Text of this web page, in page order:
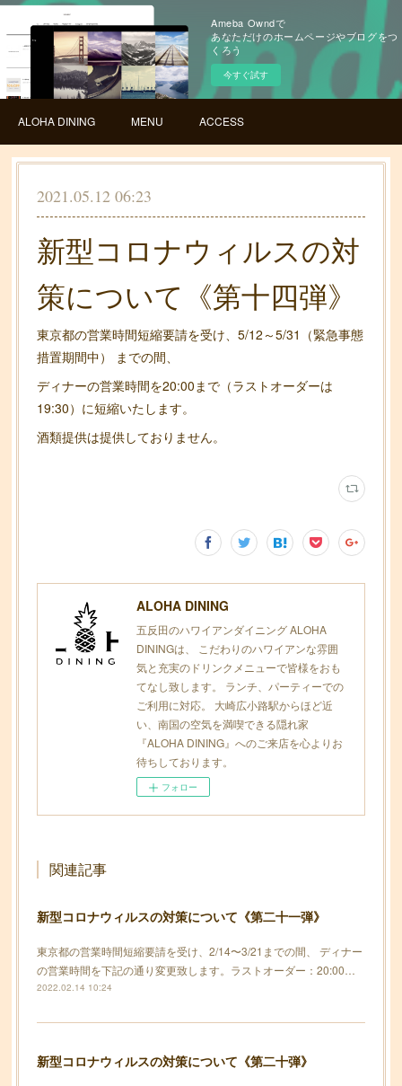
Ameba Owndで
あなただけのホームページやブログをつ
くろう
今すぐ試す
ALOHA DINING MENU ACCESS
2021.05.12 06:23
新型コロナウィルスの対
策について《第十四弾》
東京都の営業時間短縮要請を受け、5/12～5/31（緊急事態
措置期間中） までの間、
ディナーの営業時間を20:00まで（ラストオーダーは
19:30）に短縮いたします。
酒類提供は提供しておりません。
ALOHA DINING
五反田のハワイアンダイニング ALOHA
DININGは、 こだわりのハワイアンな雰囲
気と充実のドリンクメニューで皆様をおも
てなし致します。 ランチ、パーティーでの
ご利用に対応。 大崎広小路駅からほど近
い、南国の空気を満喫できる隠れ家
『ALOHA DINING』へのご来店を心よりお
待ちしております。
フォロー
関連記事
新型コロナウィルスの対策について《第二十一弾》
東京都の営業時間短縮要請を受け、2/14〜3/21までの間、 ディナー
の営業時間を下記の通り変更致します。ラストオーダー：20:00…
2022.02.14 10:24
新型コロナウィルスの対策について《第二十弾》